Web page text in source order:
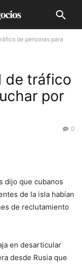
de personas para
de tráfico
por
0
dijo que cubanos
de la isla habían
de reclutamiento
en desarticular
desde Rusia que